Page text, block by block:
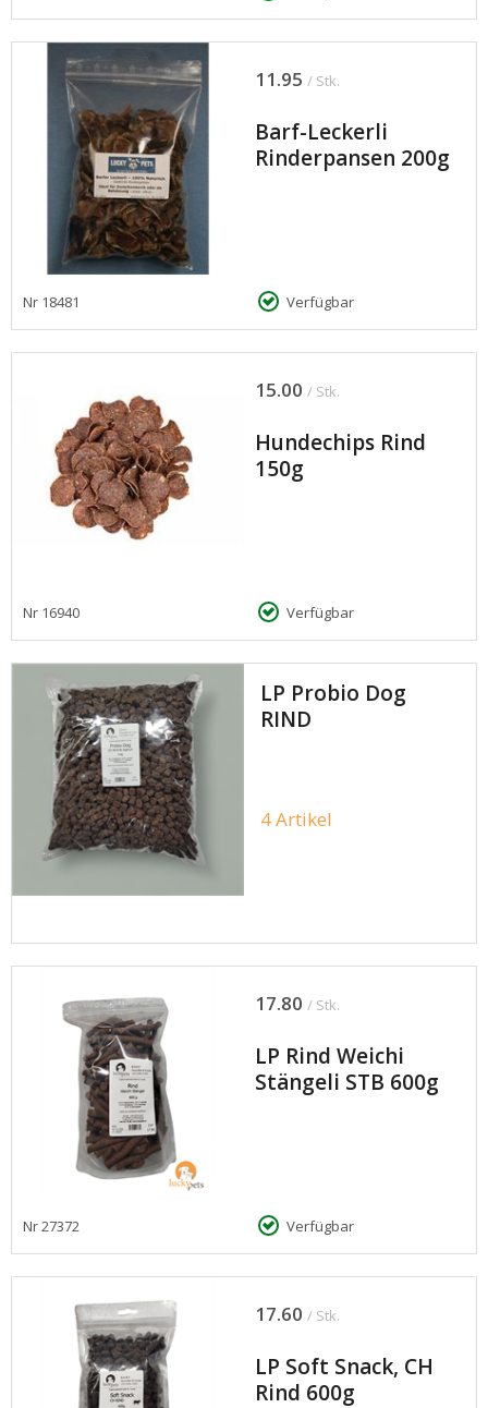
11.95 / Stk.
Barf-Leckerli
Rinderpansen 200g
Nr 18481 Verfügbar
15.00 / Stk.
Hundechips Rind
150g
Nr 16940 Verfügbar
LP Probio Dog
RIND
4 Artikel
17.80 / Stk.
LP Rind Weichi
Stängeli STB 600g
Nr27372 Verfügbar
17.60 / Stk.
LP Soft Snack, CH
Rind 600g